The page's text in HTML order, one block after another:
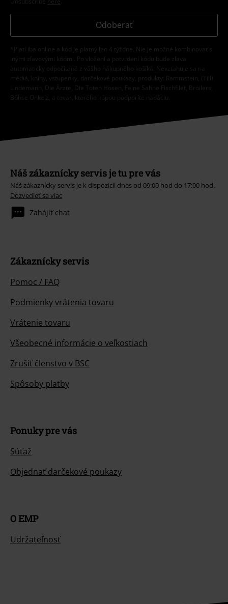
Náš zákaznícky servis je tu pre vás
Zahájiť chat
Vrátenie tovaru
Všeobecné informácie o veľkostiach
Zrušiť členstvo v BSC
Ponuky pre vás
Súťaž
Objednať darčekové poukazy
O EMP
Udržateľnosť